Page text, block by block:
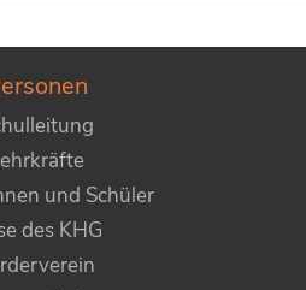
und Schüler
des KHG